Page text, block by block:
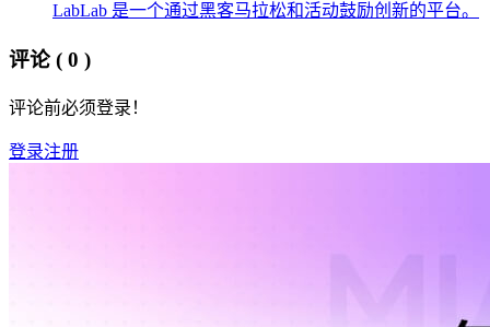
LabLab 是一个通过黑客马拉松和活动鼓励创新的平台。
评论 ( 0 )
评论前必须登录！
登录注册